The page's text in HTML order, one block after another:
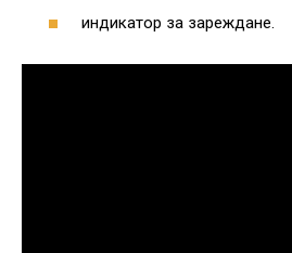
индикатор за зареждане.